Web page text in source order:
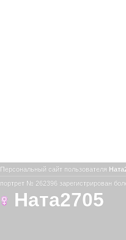
Персональный сайт пользователя
портрет № 262396 зарегистрирован
Ната2705